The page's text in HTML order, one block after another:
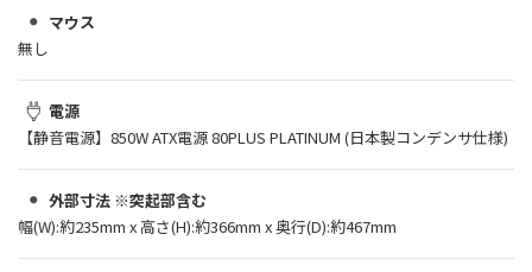
マウス
無し
電源
【静音電源】850W ATX電源 80PLUS PLATINUM (日本製コンデンサ仕様)
外部寸法 ※突起部含む
幅(W):約235mm x 高さ(H):約366mm x 奥行(D):約467mm